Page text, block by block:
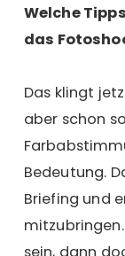
Welche
das
Das klingt
aber schon
Bedeutung.
Briefing und
sein, dann